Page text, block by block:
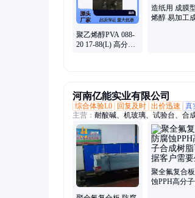
聚乙烯醇PVA 088-
20 17-88(L) 高分子
造纸用 成膜
烯醇 易加工
河南亿能实业有限公司
综合体验L0
回复及时 出价迅速 真
主营： 耐酸碱、机玻璃、试验台、合
板、耐酸缸、实验室、pvfe板材、防
煤矿井下、通风管道、医用口罩、防
检测设备、防腐蚀板材、透明试管架
医用外科口罩、实验台化验台
聚全氟复合
蚀PPH高分子